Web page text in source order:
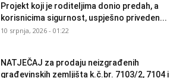
Projekt koji je roditeljima donio predah, a
korisnicima sigurnost, uspješno priveden...
10 srpnja, 2026 - 01:22
NATJEČAJ za prodaju neizgrađenih
građevinskih zemljišta k.č.br. 7103/2, 7104 i